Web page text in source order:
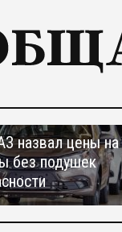
назвал цены на
без подушек